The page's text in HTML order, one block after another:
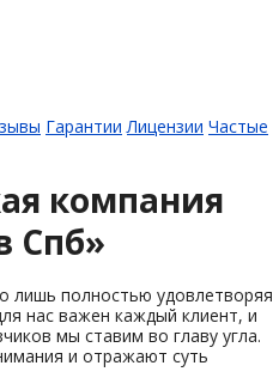
Гарантии Лицензии Частые
компания
Спб»
лишь полностью удовлетворяя
нас важен каждый клиент, и
мы ставим во главу угла.
и отражают суть